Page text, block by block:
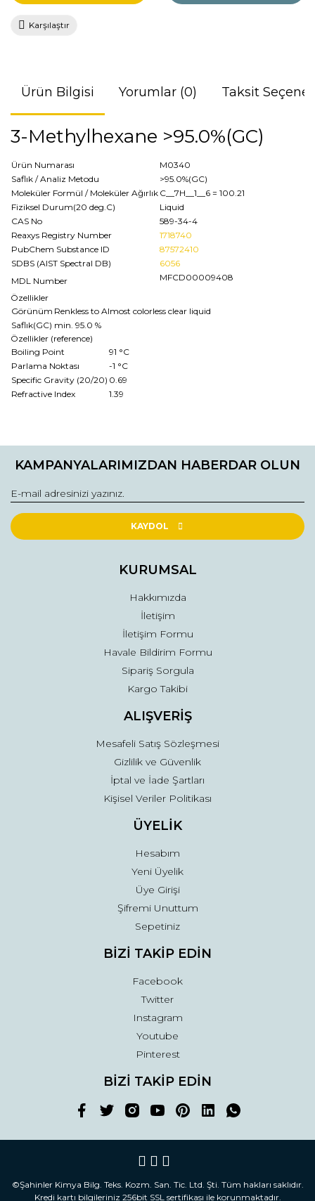
Karşılaştır
Ürün Bilgisi Yorumlar (0) Taksit
3-Methylhexane >95.0%(GC)
Ürün Numarası
M0340
Saflık / Analiz Metodu
>95.0%(GC)
Moleküler Formül / Moleküler Ağırlık C__7H__1__6 = 100.21
Fiziksel Durum(20 deg.C)
Liquid
CAS No
589-34-4
Reaxys Registry Number
1718740
PubChem Substance ID
87572410
SDBS (AIST Spectral DB)
6056
MDL Number
MFCD00009408
Özellikler
Görünüm Renkless to Almost colorless clear liquid
Saflık(GC) min. 95.0 %
Özellikler (reference)
Boiling Point
91 °C
Parlama Noktası
-1 °C
Specific Gravity (20/20) 0.69
Refractive Index
1.39
konularda yetersiz gördüğünüz noktaları öneri formunu
Görüş ve önerileriniz için teşekkür ederiz.
Ürün resmi kalitesiz, bozuk veya görüntülenemiyor.
Ürün açıklamasında eksik bilgiler bulunuyor.
Ürün fiyatı diğer sitelerden daha pahalı.
Gönder
KAMPANYALARIMIZDAN HABERDAR OLUN
KAYDOL
KURUMSAL
Hakkımızda
İletişim
İletişim Formu
Havale Bildirim Formu
Sipariş Sorgula
Kargo Takibi
ALIŞVERİŞ
Mesafeli Satış Sözleşmesi
Gizlilik ve Güvenlik
İptal ve İade Şartları
Kişisel Veriler Politikası
ÜYELİK
Hesabım
Yeni Üyelik
Üye Girişi
Şifremi Unuttum
Sepetiniz
BİZİ TAKİP EDİN
Facebook
Twitter
Instagram
Youtube
Pinterest
BİZİ TAKİP EDİN
©Şahinler Kimya Bilg. Teks. Kozm. San. Tic. Ltd. Şti. Tüm hakları saklıdır.
Kredi kartı bilgileriniz 256bit SSL sertifikası ile korunmaktadır.